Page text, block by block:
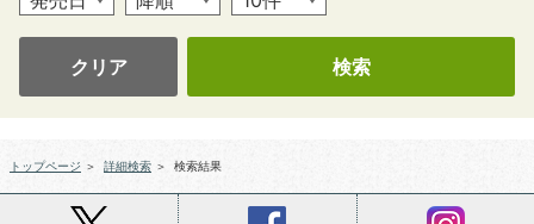
クリア
トップページ ＞ 詳細検索 ＞ 検索結果